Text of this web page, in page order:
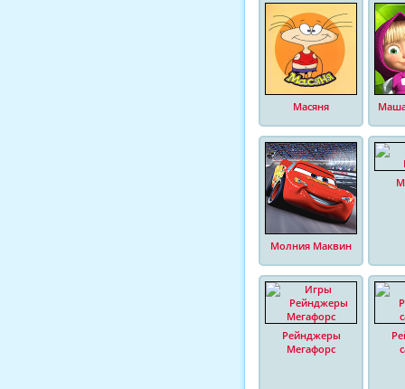
Масяня
Молния Маквин
Рейнджеры
Мегафорс